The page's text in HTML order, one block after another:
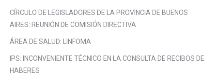
CÍRCULO DE LEGISLADORES DE LA PROVINCIA DE BUENOS
AIRES: REUNIÓN DE COMISIÓN DIRECTIVA
ÁREA DE SALUD: LINFOMA
IPS: INCONVENIENTE TÉCNICO EN LA CONSULTA DE RECIBOS DE
HABERES